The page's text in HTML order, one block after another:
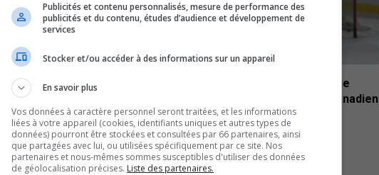
L’école secondaire Le
un simulateur
Hockey : L’Abitibi-Témiscamingue
s’invite chez le Club-École du Canadien
25 janvier 2023
Publicités et contenu personnalisés, mesure de performance des
publicités et du contenu, études d’audience et développement de
services
Stocker et/ou accéder à des informations sur un appareil
En savoir plus
Vos données à caractère personnel seront traitées, et les informations
liées à votre appareil (cookies, identifiants uniques et autres types de
données) pourront être stockées et consultées par 66 partenaires, ainsi
que partagées avec lui, ou utilisées spécifiquement par ce site. Nos
partenaires et nous-mêmes sommes susceptibles d'utiliser des données
de géolocalisation précises. Liste des partenaires.